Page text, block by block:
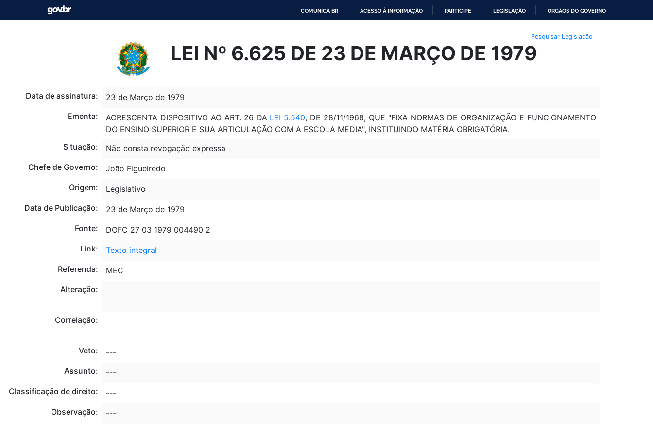
O
CONTEÚDO
COMUNICA BR ACESSO À INFORMAÇÃO PARTICIPE LEGISLAÇÃO ÓRGÃOS DO GOVERNO
Pesquisar Legislação
LEI Nº 6.625 DE 23 DE MARÇO DE 1979
Data de assinatura:
23 de Março de 1979
Ementa:
ACRESCENTA DISPOSITIVO AO ART. 26 DA LEI 5.540, DE 28/11/1968, QUE "FIXA NORMAS DE ORGANIZAÇÃO E FUNCIONAMENTO
DO ENSINO SUPERIOR E SUA ARTICULAÇÃO COM A ESCOLA MEDIA", INSTITUINDO MATÉRIA OBRIGATÓRIA.
Situação:
Não consta revogação expressa
Chefe de Governo:
João Figueiredo
Origem:
Legislativo
Data de Publicação:
23 de Março de 1979
Fonte:
DOFC 27 03 1979 004490 2
Link:
Texto integral
Referenda:
MEC
Alteração:
Correlação:
Veto:
---
Assunto:
---
Classificação de direito:
---
Observação:
---